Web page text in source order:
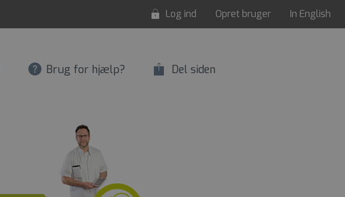
Log ind Opret bruger In English
Brug for hjælp? Del siden